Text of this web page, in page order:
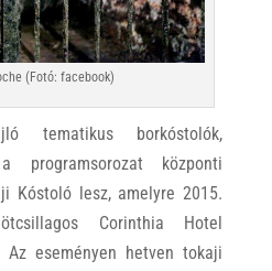
(Fotó: facebook)
tematikus borkóstolók,
programsorozat központi
Kóstoló lesz, amelyre 2015.
Corinthia Hotel
Az eseményen hetven tokaji